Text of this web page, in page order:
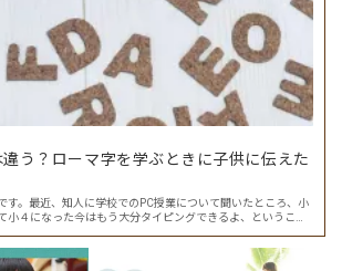
う？ローマ字を学ぶときに子供に伝えた
す。最近、知人に学校でのPC授業について聞いたところ、小
小４になった今はもう大分タイピングできるよ、ということ